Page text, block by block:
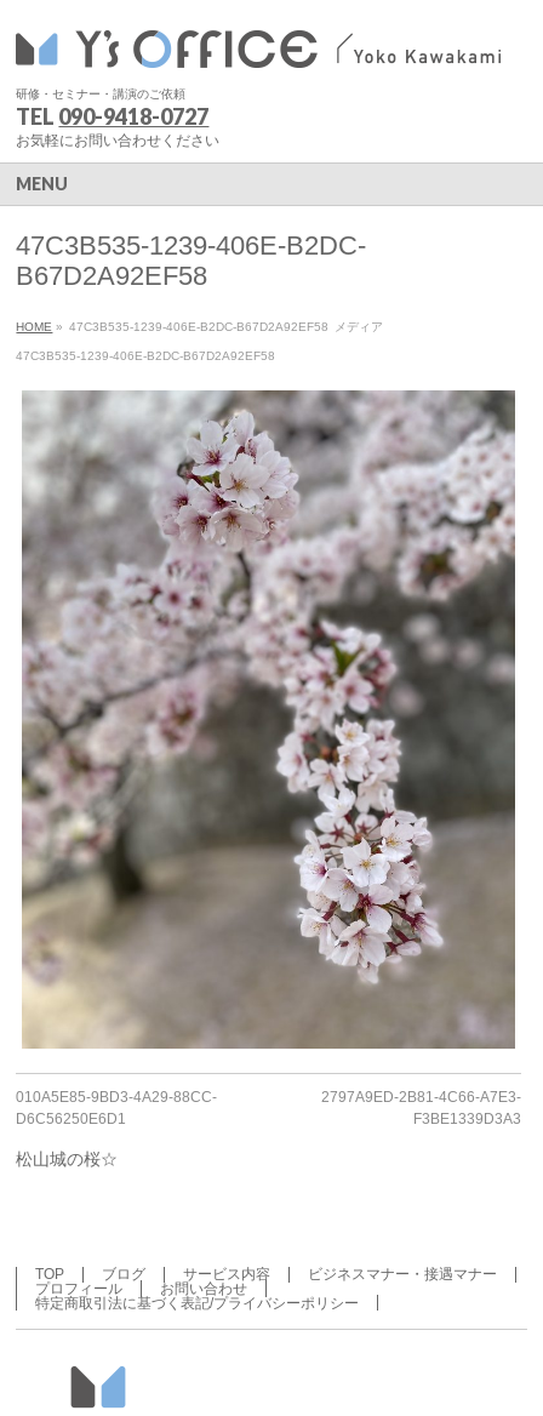
研修・セミナー・講演のご依頼
TEL 090-9418-0727
お気軽にお問い合わせください
MENU
47C3B535-1239-406E-B2DC-
B67D2A92EF58
HOME » 47C3B535-1239-406E-B2DC-B67D2A92EF58 メディア
47C3B535-1239-406E-B2DC-B67D2A92EF58
010A5E85-9BD3-4A29-88CC-
D6C56250E6D1
2797A9ED-2B81-4C66-A7E3-
F3BE1339D3A3
松山城の桜☆
TOP ブログ サービス内容
ビジネスマナー・接遇マナー
プロフィール
お問い合わせ
特定商取引法に基づく表記/プライバシーポリシー